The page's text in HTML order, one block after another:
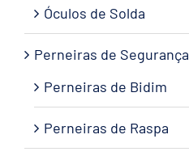
Óculos de Solda
Perneiras de Segurança
Perneiras de Bidim
Perneiras de Raspa